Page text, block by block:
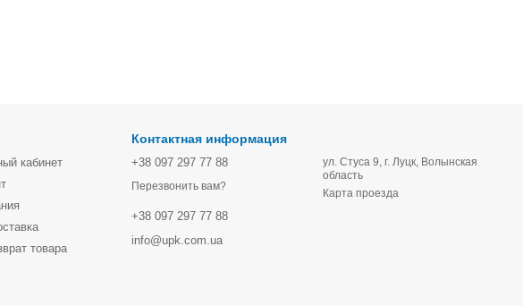
кабинет
товара
Контактная информация
+38 097 297 77 88
Перезвонить вам?
+38 097 297 77 88
info@upk.com.ua
ул. Стуса 9, г. Луцк, Волынская
область
Карта проезда